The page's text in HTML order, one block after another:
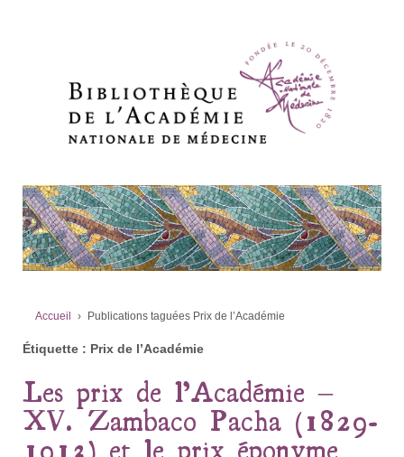
Accueil › Publications taguées Prix de l’Académie
Étiquette : Prix de l’Académie
Les prix de l’Académie –
XV. Zambaco Pacha (1829-
1913) et le prix éponyme